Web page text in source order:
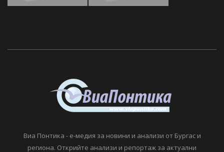
Виа Понтика - е-медия за новини и анализи от Бургас и
региона. Открийте анализи и репортаж за актуални